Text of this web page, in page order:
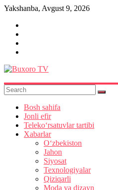
Skip
content
Yakshanba, Avgust 9, 2026
Buxoro
TV
Bosh sahifa
Jonli efir
Teleko‘rsatuvlar tartibi
Xabarlar
O‘zbekiston
Jahon
Siyosat
Texnologiyalar
Qiziqarli
Moda va dizayn